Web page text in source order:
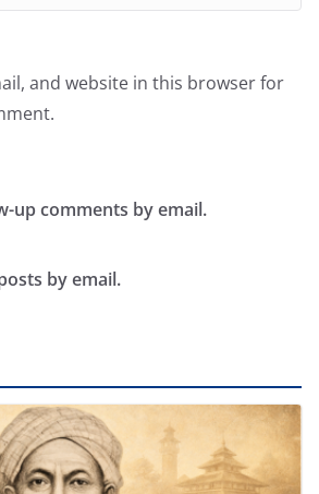
and website in this browser for
up comments by email.
by email.